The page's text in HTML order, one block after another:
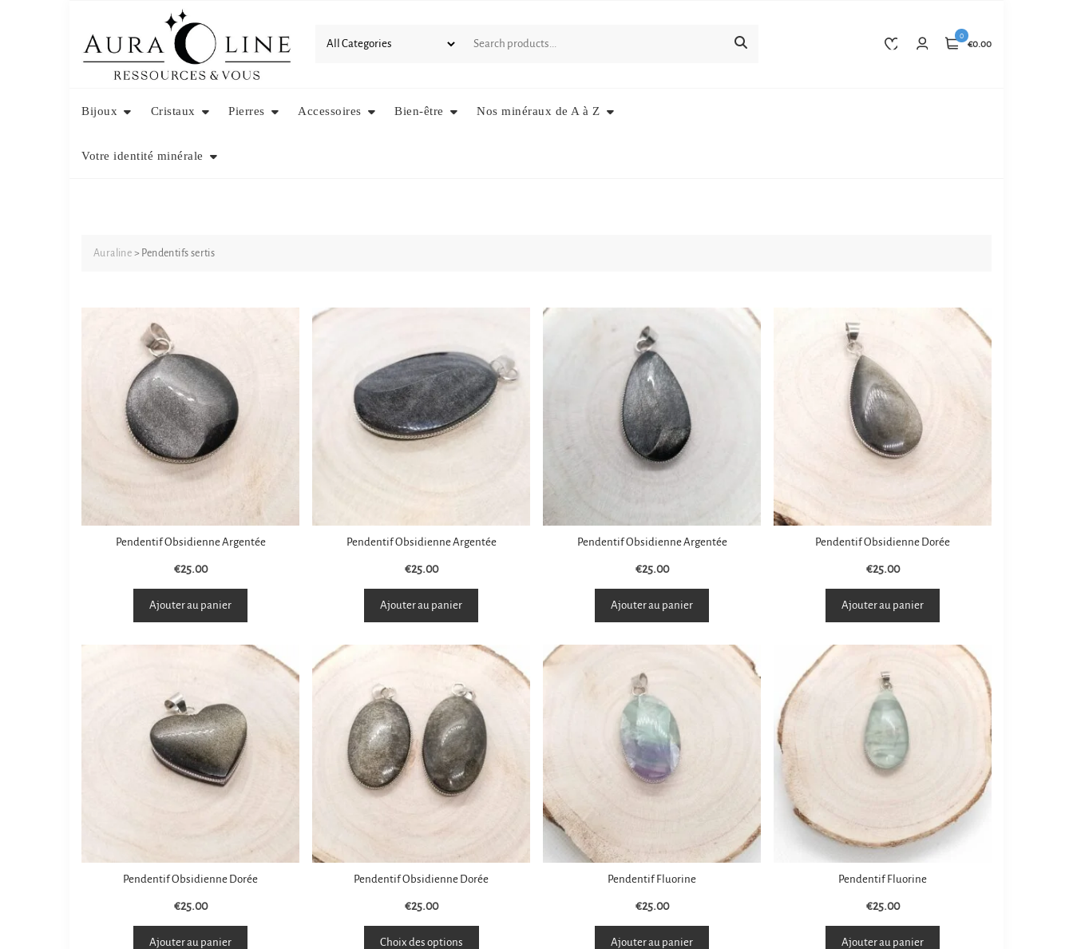
content
0
€0.00
Bijoux Cristaux Pierres Accessoires Bien-être Nos minéraux de A à Z
Votre identité minérale
Auraline > Pendentifs sertis
Pendentif Obsidienne Argentée
€25.00
Ajouter au panier
Pendentif Obsidienne Argentée
€25.00
Ajouter au panier
Pendentif Obsidienne Argentée
€25.00
Ajouter au panier
Pendentif Obsidienne Dorée
€25.00
Ajouter au panier
Pendentif Obsidienne Dorée
€25.00
Ajouter au panier
Pendentif Obsidienne Dorée
€25.00
Choix des options
Pendentif Fluorine
€25.00
Ajouter au panier
Pendentif Fluorine
€25.00
Ajouter au panier